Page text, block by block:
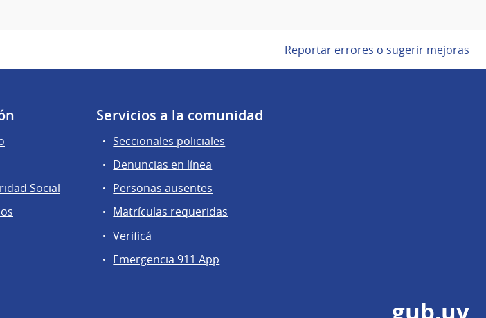
Reportar errores o sugerir mejoras
Social
Servicios a la comunidad
Seccionales policiales
Denuncias en línea
Personas ausentes
Matrículas requeridas
Verificá
Emergencia 911 App
gub.uy